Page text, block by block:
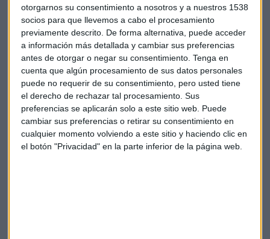
otorgarnos su consentimiento a nosotros y a nuestros 1538
socios para que llevemos a cabo el procesamiento
previamente descrito. De forma alternativa, puede acceder
a información más detallada y cambiar sus preferencias
antes de otorgar o negar su consentimiento. Tenga en
cuenta que algún procesamiento de sus datos personales
puede no requerir de su consentimiento, pero usted tiene
el derecho de rechazar tal procesamiento. Sus
preferencias se aplicarán solo a este sitio web. Puede
cambiar sus preferencias o retirar su consentimiento en
cualquier momento volviendo a este sitio y haciendo clic en
el botón "Privacidad" en la parte inferior de la página web.
Recortes para mejorar el déficit
También se aprueba el acuerdo de no disponibilidad de
crédito en los Presupuestos Generales del Estado de 2016
por importe de 2.000 millones de euros, para garantizar el
cumplimiento de los compromisos de consolidación fiscal
con la Unión Europea.
El recorte tiene la finalidad de reducir el déficit público, que
acabó en 2015 en el 5%, por encima del 4,2% comprometido,